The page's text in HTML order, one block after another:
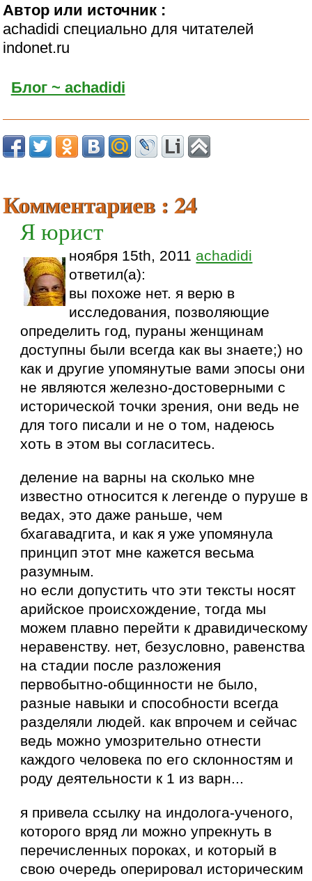
Автор или источник :
achadidi специально для читателей
indonet.ru
Блог ~ achadidi
Комментариев : 24
Я юрист
ноября 15th, 2011 achadidi
ответил(а):
вы похоже нет. я верю в
исследования, позволяющие
определить год, пураны женщинам
доступны были всегда как вы знаете;) но
как и другие упомянутые вами эпосы они
не являются железно-достоверными с
исторической точки зрения, они ведь не
для того писали и не о том, надеюсь
хоть в этом вы согласитесь.
деление на варны на сколько мне
известно относится к легенде о пуруше в
ведах, это даже раньше, чем
бхагавадгита, и как я уже упомянула
принцип этот мне кажется весьма
разумным.
но если допустить что эти тексты носят
арийское происхождение, тогда мы
можем плавно перейти к дравидическому
неравенству. нет, безусловно, равенства
на стадии после разложения
первобытно-общинности не было,
разные навыки и способности всегда
разделяли людей. как впрочем и сейчас
ведь можно умозрительно отнести
каждого человека по его склонностям и
роду деятельности к 1 из варн...
я привела ссылку на индолога-ученого,
которого вряд ли можно упрекнуть в
перечисленных пороках, и который в
свою очередь оперировал историческим